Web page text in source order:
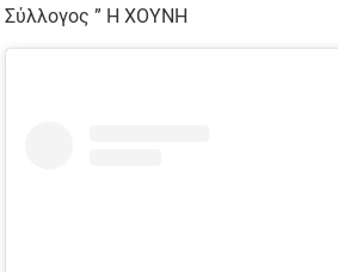
Σύλλογος ” Η ΧΟΥΝΗ